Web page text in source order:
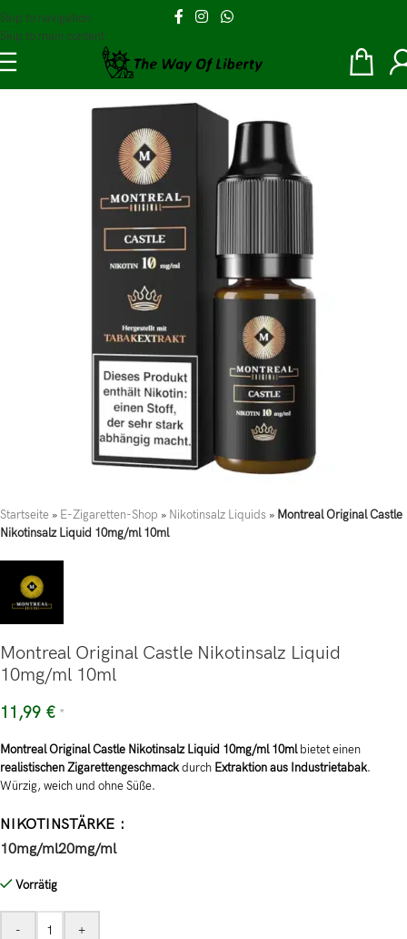
Skip to navigation
Skip to main content
Startseite » E-Zigaretten-Shop » Nikotinsalz Liquids » Montreal Original Castle
Nikotinsalz Liquid 10mg/ml 10ml
Montreal Original Castle Nikotinsalz Liquid
10mg/ml 10ml
11,99 € *
Montreal Original Castle Nikotinsalz Liquid 10mg/ml 10mlbietet einen
realistischen Zigarettengeschmackdurch Extraktion aus Industrietabak.
Würzig, weich und ohne Süße.
NIKOTINSTÄRKE
10mg/ml20mg/ml
Vorrätig
- +